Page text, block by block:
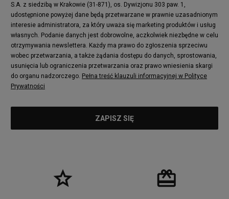
New Balance 2002
adidas NMD
Converse Run Star Hike
Nike Air Max Pulse
adidas Nizza
New Balance 997
adidas ZX
Nike Waffle One
Jordan Max Aura 4
Fila Disruptor
Timberland 6
adidas Retropy
Vans SK8-HI
adidas Adifom
Timberland Euro Sprint
S.A. z siedzibą w Krakowie (31-871), os. Dywizjonu 303 paw. 1,
udostępnione powyżej dane będą przetwarzane w prawnie uzasadnionym
interesie administratora, za który uważa się marketing produktów i usług
własnych. Podanie danych jest dobrowolne, aczkolwiek niezbędne w celu
otrzymywania newslettera. Każdy ma prawo do zgłoszenia sprzeciwu
wobec przetwarzania, a także żądania dostępu do danych, sprostowania,
usunięcia lub ograniczenia przetwarzania oraz prawo wniesienia skargi
do organu nadzorczego. Pełna treść klauzuli informacyjnej w Polityce
Prywatności